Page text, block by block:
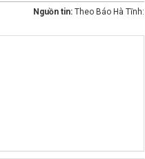
Nguồn tin: Theo Báo Hà Tĩnh: